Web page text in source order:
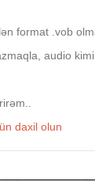
format .vob
audio
daxil olun